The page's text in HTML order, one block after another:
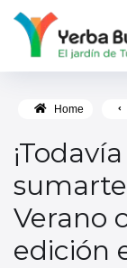
Home
Verano
edición